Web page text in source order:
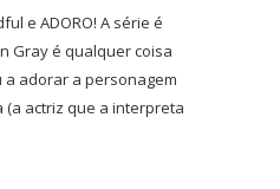
e ADORO! A série é
Gray é qualquer coisa
adorar a personagem
(a actriz que a interpreta